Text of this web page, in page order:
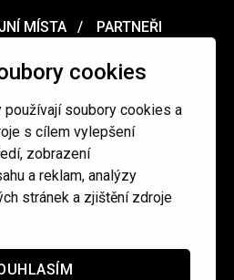
cookies
soubory cookies a
s cílem vylepšení
zobrazení
a reklam, analýzy
stránek a zjištění zdroje
MÍSTA PARTNEŘI
/ Obchodní podmínky